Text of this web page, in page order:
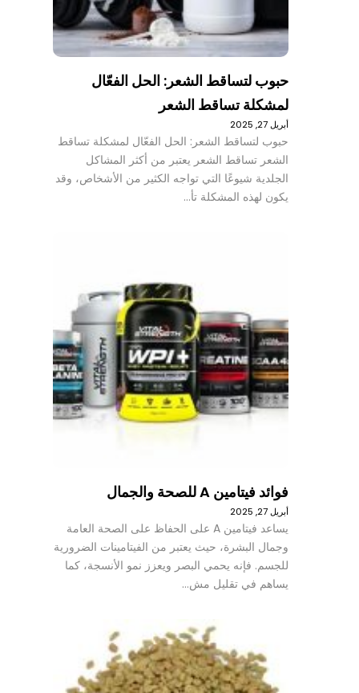
حبوب لتساقط الشعر: الحل الفعّال
لمشكلة تساقط الشعر
أبريل 27, 2025
حبوب لتساقط الشعر: الحل الفعّال لمشكلة تساقط
الشعر تساقط الشعر يعتبر من أكثر المشاكل
الجلدية شيوعًا التي تواجه الكثير من الأشخاص، وقد
يكون لهذه المشكلة تأ…
فوائد فيتامين A للصحة والجمال
أبريل 27, 2025
يساعد فيتامين A على الحفاظ على الصحة العامة
وجمال البشرة، حيث يعتبر من الفيتامينات الضرورية
للجسم. فإنه يحمي البصر ويعزز نمو الأنسجة، كما
يساهم في تقليل مش…